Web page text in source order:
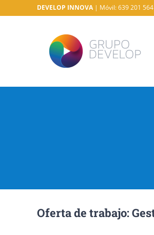
DEVELOP INNOVA| Móvil: 639 201 564
Oferta de trabajo: